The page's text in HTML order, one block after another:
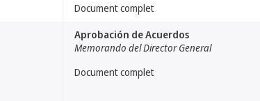
Document complet
Aprobación de Acuerdos
Memorando del Director General
Document complet